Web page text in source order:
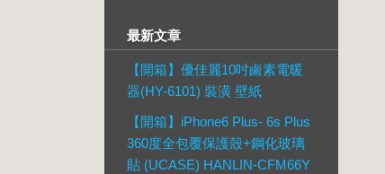
最新文章
【開箱】優佳麗10吋鹵素電暖
器(HY-6101) 裝潢 壁紙
【開箱】iPhone6 Plus- 6s Plus
360度全包覆保護殼+鋼化玻璃
貼 (UCASE) HANLIN-CFM66Y